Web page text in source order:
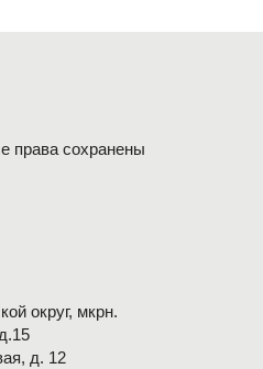
права сохранены
округ, мкрн.
д. 12